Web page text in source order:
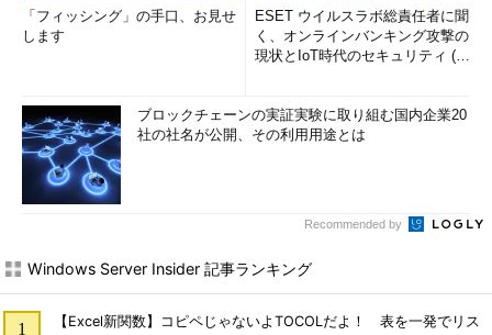
「フィッシング」の手口、お見せ
します
ESET ウイルスラボ総責任者に聞
く、オンラインバンキング攻撃の
現状とIoT時代のセキュリティ (1/
ブロックチェーンの実証実験に取り組む国内企業20
社の社名が公開、その利用用途とは
Recommended by
Windows Server Insider 記事ランキング
【Excel新関数】コピペじゃないよTOCOLだよ！ 表を一発でリス